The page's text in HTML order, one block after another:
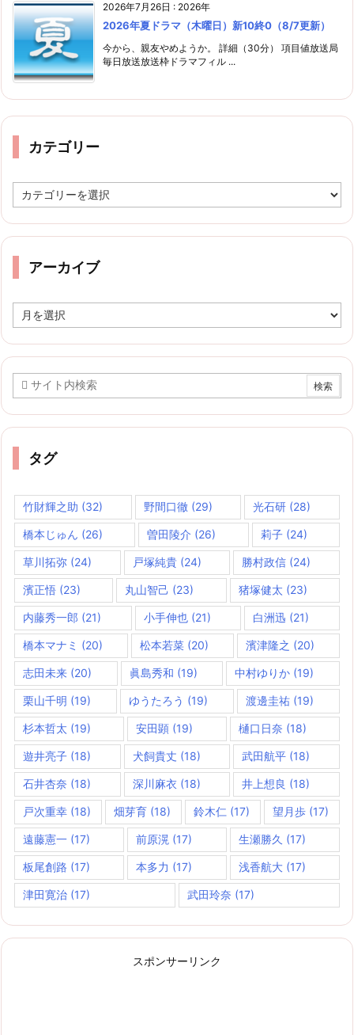
2026年7月26日 : 2026年
2026年夏ドラマ（木曜日）新10終0（8/7更新）
今から、親友やめようか。 詳細（30分） 項目値放送局
毎日放送放送枠ドラマフィル ...
カテゴリー
テ
リ
アーカイブ
ー
イ
タグ
竹財輝之助 (32) 野間口徹(29) 光石研 (28)
橋本じゅん (26) 曽田陵介 (26) 莉子(24)
草川拓弥 (24) 戸塚純貴(24) 勝村政信 (24)
濱正悟 (23) 丸山智己 (23) 猪塚健太 (23)
内藤秀一郎 (21) 小手伸也(21) 白洲迅 (21)
橋本マナミ (20) 松本若菜 (20) 濱津隆之 (20)
志田未来 (20) 眞島秀和 (19) 中村ゆりか (19)
栗山千明 (19) ゆうたろう (19) 渡邊圭祐 (19)
杉本哲太 (19) 安田顕 (19) 樋口日奈 (18)
遊井亮子 (18) 犬飼貴丈 (18) 武田航平 (18)
石井杏奈 (18) 深川麻衣 (18) 井上想良 (18)
戸次重幸 (18) 畑芽育 (18) 鈴木仁 (17) 望月歩 (17)
遠藤憲一 (17) 前原滉 (17) 生瀬勝久 (17)
板尾創路 (17) 本多力 (17) 浅香航大(17)
津田寛治 (17) 武田玲奈 (17)
スポンサーリンク